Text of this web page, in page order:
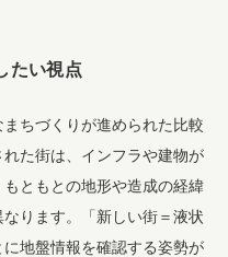
たい視点
ちづくりが進められた比較
た街は、インフラや建物が
ともとの地形や造成の経緯
ります。「新しい街＝液状
地盤情報を確認する姿勢が